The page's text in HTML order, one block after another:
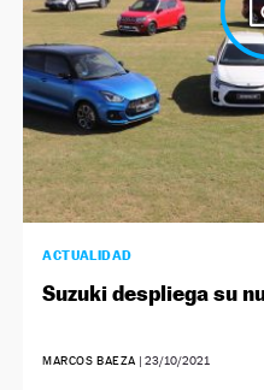
ACTUALIDAD
Suzuki despliega su
MARCOS BAEZA |23/10/2021